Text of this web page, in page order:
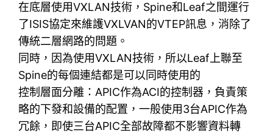
在底層使用VXLAN技術，Spine和Leaf之間運行
了ISIS協定來維護VXLVAN的VTEP訊息，消除了
傳統二層網路的問題。
同時，因為使用VXLAN技術，所以Leaf上聯至
Spine的每個連結都是可以同時使用的
控制層面分離：APIC作為ACI的控制器，負責策
略的下發和設備的配置，一般使用3台APIC作為
冗餘，即使三台APIC全部故障都不影響資料轉